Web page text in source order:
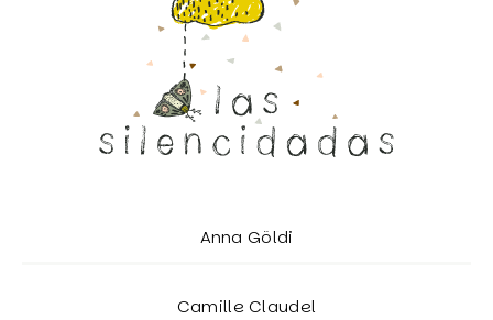
Anna Göldi
Camille Claudel